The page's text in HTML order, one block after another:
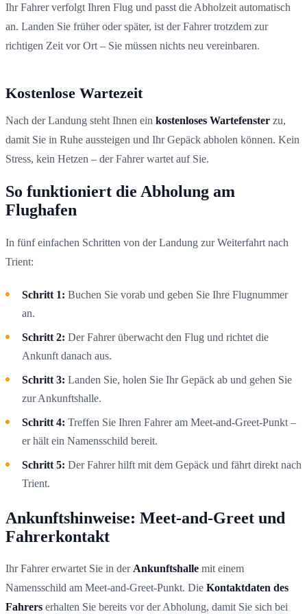
Ihr Fahrer verfolgt Ihren Flug und passt die Abholzeit automatisch
an. Landen Sie früher oder später, ist der Fahrer trotzdem zur
richtigen Zeit vor Ort – Sie müssen nichts neu vereinbaren.
Kostenlose Wartezeit
Nach der Landung steht Ihnen ein kostenloses Wartefenster zu,
damit Sie in Ruhe aussteigen und Ihr Gepäck abholen können. Kein
Stress, kein Hetzen – der Fahrer wartet auf Sie.
So funktioniert die Abholung am
Flughafen
In fünf einfachen Schritten von der Landung zur Weiterfahrt nach
Trient:
Schritt 1: Buchen Sie vorab und geben Sie Ihre Flugnummer
an.
Schritt 2: Der Fahrer überwacht den Flug und richtet die
Ankunft danach aus.
Schritt 3: Landen Sie, holen Sie Ihr Gepäck ab und gehen Sie
zur Ankunftshalle.
Schritt 4: Treffen Sie Ihren Fahrer am Meet-and-Greet-Punkt –
er hält ein Namensschild bereit.
Schritt 5: Der Fahrer hilft mit dem Gepäck und fährt direkt nach
Trient.
Ankunftshinweise: Meet-and-Greet und
Fahrerkontakt
Ihr Fahrer erwartet Sie in derAnkunftshalle mit einem
Namensschild am Meet-and-Greet-Punkt. Die Kontaktdaten des
Fahrers erhalten Sie bereits vor der Abholung, damit Sie sich bei